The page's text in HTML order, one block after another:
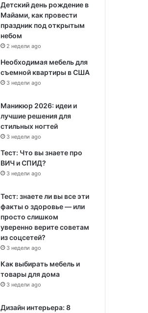
Детский день рождение в
Майами, как провести
праздник под открытым
небом
2 недели ago
Необходимая мебель для
съемной квартиры в США
3 недели ago
Маникюр 2026: идеи и
лучшие решения для
стильных ногтей
3 недели ago
Тест: Что вы знаете про
ВИЧ и СПИД?
3 недели ago
Тест: знаете ли вы все эти
факты о здоровье — или
просто слишком
уверенно верите советам
из соцсетей?
3 недели ago
Как выбирать мебель и
товары для дома
3 недели ago
Дизайн интерьера: 8